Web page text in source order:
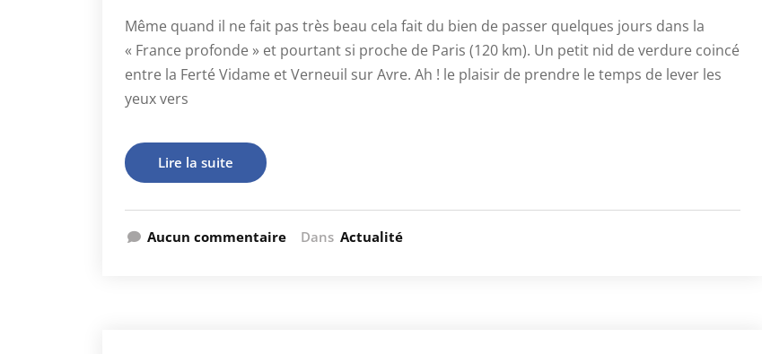
Même quand il ne fait pas très beau cela fait du bien de passer quelques jours dans la
« France profonde » et pourtant si proche de Paris (120 km). Un petit nid de verdure coincé
entre la Ferté Vidame et Verneuil sur Avre. Ah ! le plaisir de prendre le temps de lever les
yeux vers
Lire la suite
Aucun commentaire Dans Actualité